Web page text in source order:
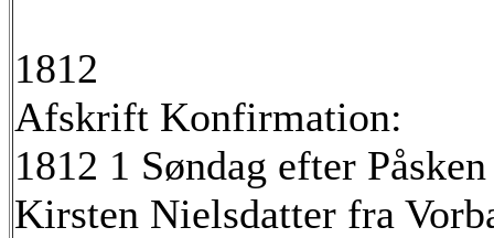
1812
Afskrift Konfirmation:
1812 1 Søndag efter Påsken
Kirsten Nielsdatter fra